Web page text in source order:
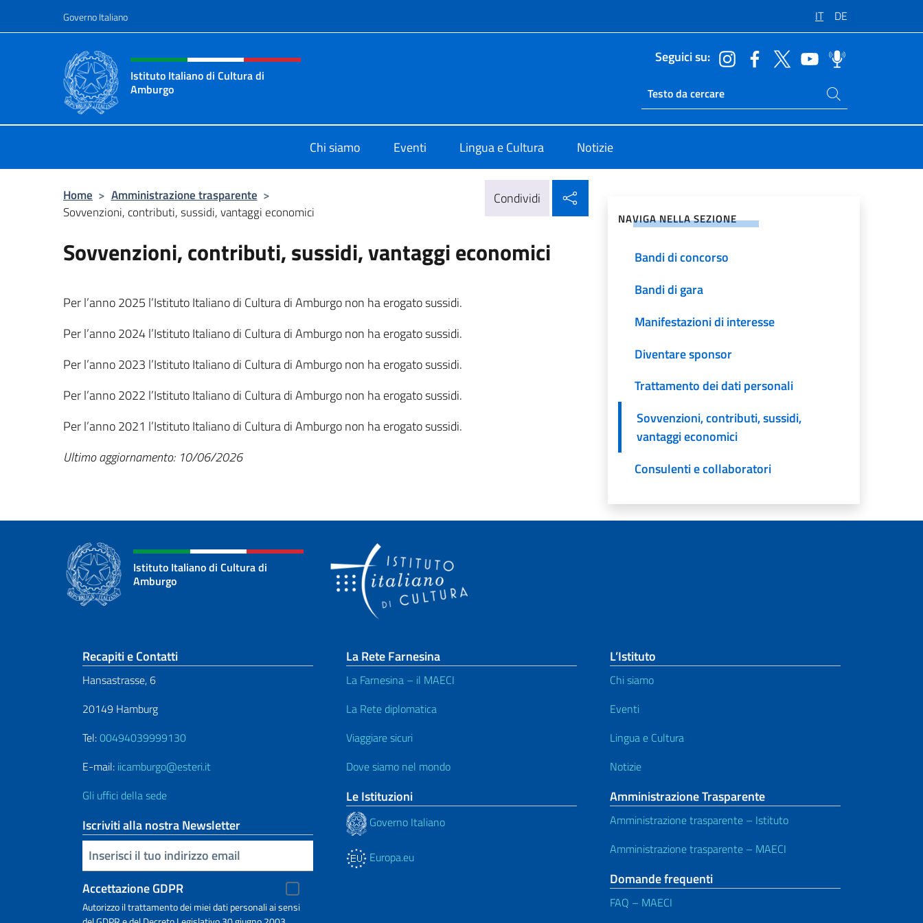
Governo Italiano IT DE
Intestazione sito, social e menù
Istituto Italiano di Cultura di
Amburgo
Seguici su:
Ricerca sito live
Cerca nel sito
Chi siamo Eventi Lingua e Cultura Notizie
Home > Amministrazione trasparente >
Sovvenzioni, contributi, sussidi, vantaggi economici
Condividi
Sovvenzioni, contributi, sussidi, vantaggi economici
Per l’anno2025 l’Istituto Italiano di Cultura di Amburgonon ha erogato sussidi.
Per l’anno2024 l’Istituto Italiano di Cultura di Amburgonon ha erogato sussidi.
Per l’anno2023 l’Istituto Italiano di Cultura di Amburgonon ha erogato sussidi.
Per l’anno2022 l’Istituto Italiano di Cultura di Amburgonon ha erogato sussidi.
Per l’anno2021 l’Istituto Italiano di Cultura di Amburgonon ha erogato sussidi.
Ultimo aggiornamento: 10/06/2026
NAVIGA NELLA SEZIONE
Bandi di concorso
Bandi di gara
Manifestazioni di interesse
Diventare sponsor
Trattamento dei dati personali
Sovvenzioni, contributi, sussidi,
vantaggi economici
Consulenti e collaboratori
Istituto Italiano di Cultura di
Amburgo
Sezione footer
Recapiti e Contatti
Hansastrasse, 6
20149 Hamburg
Tel:00494039999130
E-mail: iicamburgo@esteri.it
Gli uffici della sede
Iscriviti alla nostra Newsletter
Inserisci la tua email
Accettazione GDPR
Autorizzo il trattamento dei miei dati personali ai sensi
La Rete Farnesina
La Farnesina – il MAECI
La Rete diplomatica
Viaggiare sicuri
Dove siamo nel mondo
Le Istituzioni
Governo Italiano
Europa.eu
L’Istituto
Chi siamo
Eventi
Lingua e Cultura
Notizie
Amministrazione Trasparente
Amministrazione trasparente – Istituto
Amministrazione trasparente – MAECI
Domande frequenti
FAQ – MAECI